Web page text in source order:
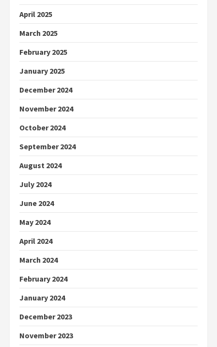
April 2025
March 2025
February 2025
January 2025
December 2024
November 2024
October 2024
September 2024
August 2024
July 2024
June 2024
May 2024
April 2024
March 2024
February 2024
January 2024
December 2023
November 2023